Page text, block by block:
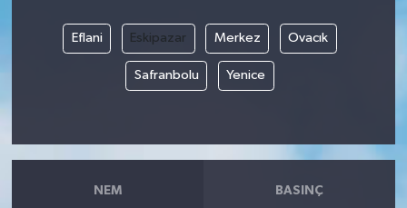
Eflani Eskipazar Merkez Ovacık
Safranbolu Yenice
NEM BASINÇ